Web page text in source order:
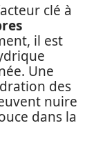
clé à
il est
Une
des
nuire
dans la